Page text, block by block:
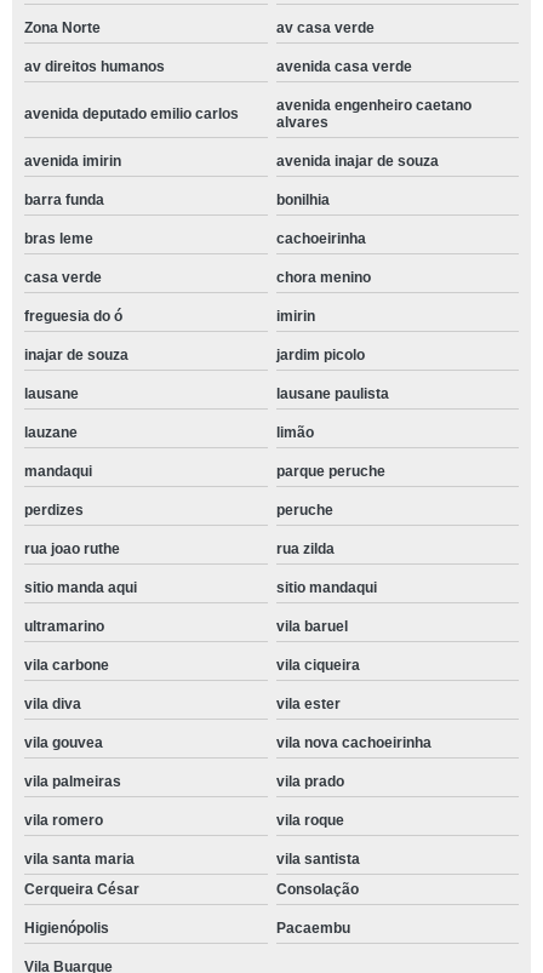
Zona Norte av casa verde
av direitos humanos avenida casa verde
avenida deputado emilio carlos
avenida engenheiro caetano
alvares
avenida imirin avenida inajar de souza
barra funda bonilhia
bras leme cachoeirinha
casa verde chora menino
freguesia do ó imirin
inajar de souza jardim picolo
lausane lausane paulista
lauzane limão
mandaqui parque peruche
perdizes peruche
rua joao ruthe rua zilda
sitio manda aqui sitio mandaqui
ultramarino vila baruel
vila carbone vila ciqueira
vila diva vila ester
vila gouvea vila nova cachoeirinha
vila palmeiras vila prado
vila romero vila roque
vila santa maria
vila santista
Cerqueira César
Consolação
Higienópolis Pacaembu
Vila Buarque